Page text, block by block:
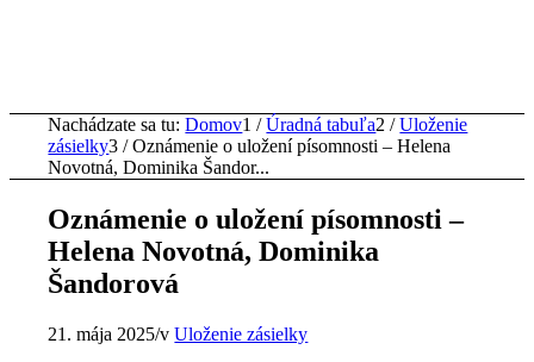
Nachádzate sa tu: Domov1 / Úradná tabuľa2 / Uloženie
zásielky3 / Oznámenie o uložení písomnosti – Helena
Novotná, Dominika Šandor...
Oznámenie o uložení písomnosti –
Helena Novotná, Dominika
Šandorová
21. mája 2025/vUloženie zásielky